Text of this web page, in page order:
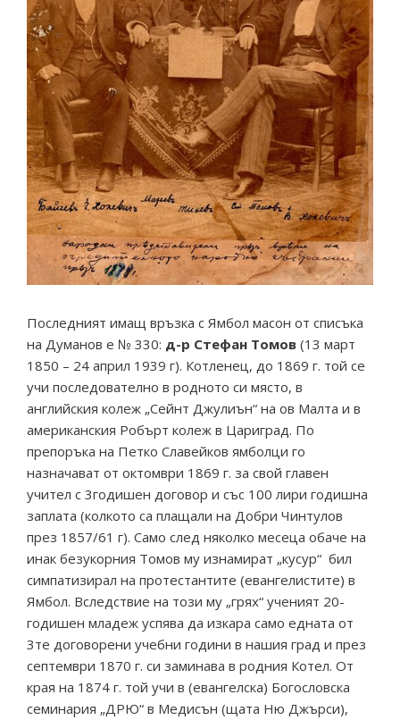
Последният имащ връзка с Ямбол масон от списъка
на Думанов е № 330: д-р Стефан Томов (13 март
1850 – 24 април 1939 г). Котленец, до 1869 г. той се
учи последователно в родното си място, в
английския колеж „Сейнт Джулиън“ на ов Малта и в
американския Робърт колеж в Цариград. По
препоръка на Петко Славейков ямболци го
назначават от октомври 1869 г. за свой главен
учител с 3годишен договор и със 100 лири годишна
заплата (колкото са плащали на Добри Чинтулов
през 1857/61 г). Само след няколко месеца обаче на
инак безукорния Томов му изнамират „кусур“ бил
симпатизирал на протестантите (евангелистите) в
Ямбол. Вследствие на този му „грях“ ученият 20-
годишен младеж успява да изкара само едната от
3те договорени учебни години в нашия град и през
септември 1870 г. си заминава в родния Котел. От
края на 1874 г. той учи в (евангелска) Богословска
семинария „ДРЮ“ в Медисън (щата Ню Джърси),